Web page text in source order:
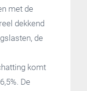
met de
dekkend
de
komt
De